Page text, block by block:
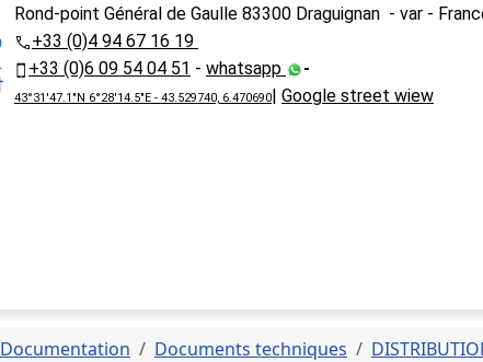
Rond-point Général de Gaulle 83300 Draguignan - var -
+33 (0)4 94 67 16 19
+33 (0)6 09 54 04 51 - whatsapp -
43°31'47.1"N 6°28'14.5"E - 43.529740, 6.470690| Google street wiew
Documentation Documents techniques